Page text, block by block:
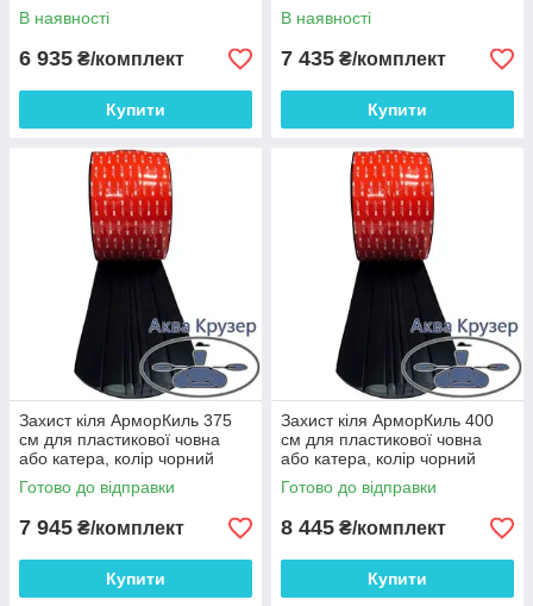
В наявності
6 935 ₴/комплект
Купити
В наявності
7 435 ₴/комплект
Купити
Захист кіля АрморКиль 375
см для пластикової човна
або катера, колір чорний
Готово до відправки
7 945 ₴/комплект
Купити
Захист кіля АрморКиль 400
см для пластикової човна
або катера, колір чорний
Готово до відправки
8 445 ₴/комплект
Купити